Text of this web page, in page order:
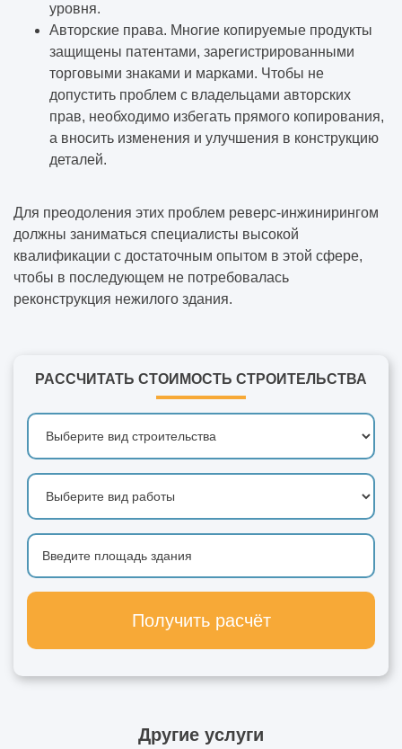
уровня.
Авторские права. Многие копируемые продукты
защищены патентами, зарегистрированными
торговыми знаками и марками. Чтобы не
допустить проблем с владельцами авторских
прав, необходимо избегать прямого копирования,
а вносить изменения и улучшения в конструкцию
деталей.
Для преодоления этих проблем реверс-инжинирингом
должны заниматься специалисты высокой
квалификации с достаточным опытом в этой сфере,
чтобы в последующем не потребовалась
реконструкция нежилого здания.
РАССЧИТАТЬ СТОИМОСТЬ СТРОИТЕЛЬСТВА
Получить расчёт
Другие услуги